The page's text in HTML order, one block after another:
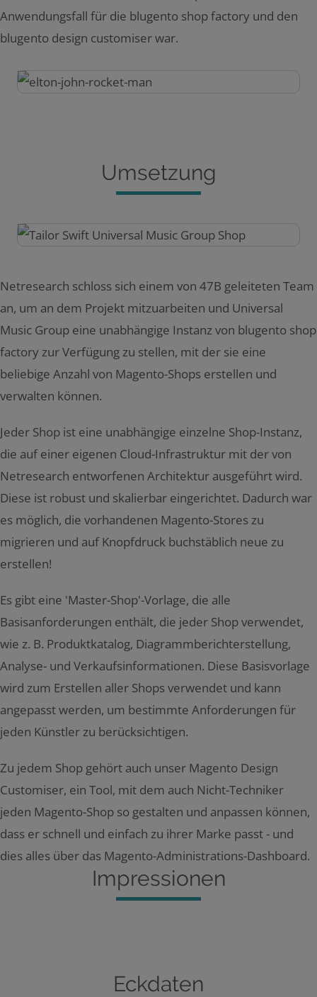
Anwendungsfall für die blugento shop factory und den
blugento design customiser war.
Umsetzung
Netresearch schloss sich einem von 47B geleiteten Team
an, um an dem Projekt mitzuarbeiten und Universal
Music Group eine unabhängige Instanz von blugento shop
factory zur Verfügung zu stellen, mit der sie eine
beliebige Anzahl von Magento-Shops erstellen und
verwalten können.
Jeder Shop ist eine unabhängige einzelne Shop-Instanz,
die auf einer eigenen Cloud-Infrastruktur mit der von
Netresearch entworfenen Architektur ausgeführt wird.
Diese ist robust und skalierbar eingerichtet. Dadurch war
es möglich, die vorhandenen Magento-Stores zu
migrieren und auf Knopfdruck buchstäblich neue zu
erstellen!
Es gibt eine 'Master-Shop'-Vorlage, die alle
Basisanforderungen enthält, die jeder Shop verwendet,
wie z. B. Produktkatalog, Diagrammberichterstellung,
Analyse- und Verkaufsinformationen. Diese Basisvorlage
wird zum Erstellen aller Shops verwendet und kann
angepasst werden, um bestimmte Anforderungen für
jeden Künstler zu berücksichtigen.
Zu jedem Shop gehört auch unser Magento Design
Customiser, ein Tool, mit dem auch Nicht-Techniker
jeden Magento-Shop so gestalten und anpassen können,
dass er schnell und einfach zu ihrer Marke passt - und
dies alles über das Magento-Administrations-Dashboard.
Impressionen
Eckdaten